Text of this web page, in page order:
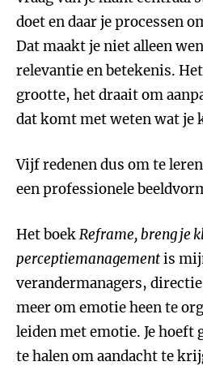
doet en daar je processen
Dat maakt je niet alleen
relevantie en betekenis.
grootte, het draait om
dat komt met weten wat je
Vijf redenen dus om te
een professionele
Het boekReframe, breng je
perceptiemanagementis
verandermanagers,
meer om emotie heen te
leiden met emotie. Je hoeft
te halen om aandacht te